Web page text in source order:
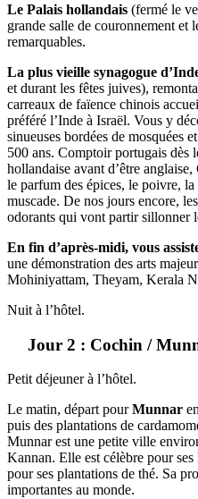
Le Palais hollandais (fermé le
grande salle de couronnement et
remarquables.
La plus vieille synagogue
et durant les fêtes juives),
carreaux de faïence chinois
préféré l’Inde à Israël. Vous y
sinueuses bordées de mosquées
500 ans. Comptoir portugais
hollandaise avant d’être
le parfum des épices, le poivre,
muscade. De nos jours encore,
odorants qui vont partir sillonner
En fin d’après-midi, vous
une démonstration des arts
Mohiniyattam, Theyam, Kerala
Nuit à l’hôtel.
Jour 2 : Cochin /
Petit déjeuner à l’hôtel.
Le matin, départ pourMunnar
puis des plantations de
Munnar est une petite ville
Kannan. Elle est célèbre pour
pour ses plantations de thé. Sa
importantes au monde.